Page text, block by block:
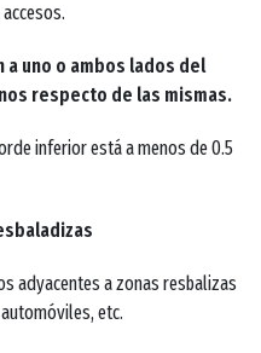
uno o ambos lados del
respecto de las mismas.
inferior está a menos de 0.5
adyacentes a zonas resbalizas
etc.